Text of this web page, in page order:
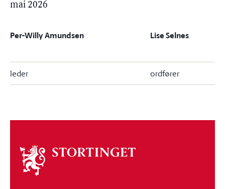
mai 2026
Per-Willy Amundsen Lise Selnes
leder ordfører
Om
stortinget